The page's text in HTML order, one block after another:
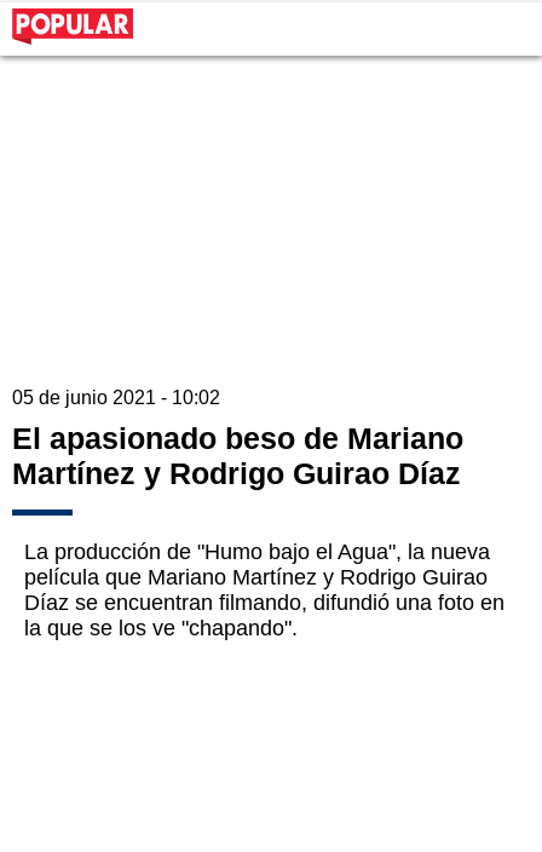
05 de junio 2021 - 10:02
El apasionado beso de Mariano
Martínez y Rodrigo Guirao Díaz
La producción de "Humo bajo el Agua", la nueva
película que Mariano Martínez y Rodrigo Guirao
Díaz se encuentran filmando, difundió una foto en
la que se los ve "chapando".